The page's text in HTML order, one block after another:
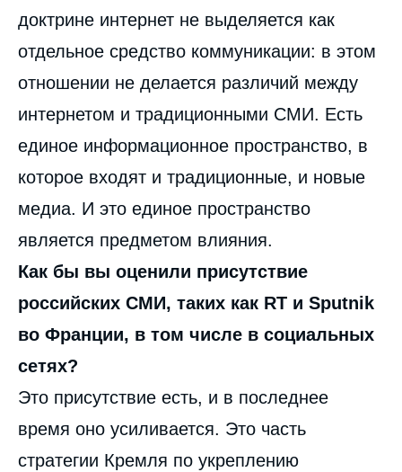
доктрине интернет не выделяется как
отдельное средство коммуникации: в этом
отношении не делается различий между
интернетом и традиционными СМИ. Есть
единое информационное пространство, в
которое входят и традиционные, и новые
медиа. И это единое пространство
является предметом влияния.
Как бы вы оценили присутствие
российских СМИ, таких как RT и Sputnik
во Франции, в том числе в социальных
сетях?
Это присутствие есть, и в последнее
время оно усиливается. Это часть
стратегии Кремля по укреплению